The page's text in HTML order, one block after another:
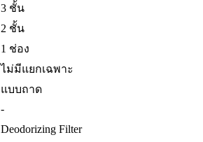
3 ชั้น
2 ชั้น
1 ช่อง
ไม่มีแยกเฉพาะ
แบบถาด
-
Deodorizing Filter